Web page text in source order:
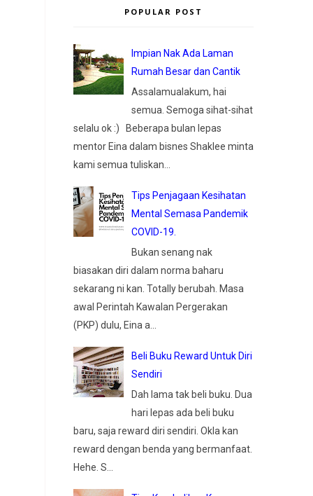
POPULAR POST
Impian Nak Ada Laman
Rumah Besar dan Cantik
Assalamualakum, hai
semua. Semoga sihat-sihat
selalu ok :) Beberapa bulan lepas
mentor Eina dalam bisnes Shaklee minta
kami semua tuliskan...
Tips Penjagaan Kesihatan
Mental Semasa Pandemik
COVID-19.
Bukan senang nak
biasakan diri dalam norma baharu
sekarang ni kan. Totally berubah. Masa
awal Perintah Kawalan Pergerakan
(PKP) dulu, Eina a...
Beli Buku Reward Untuk Diri
Sendiri
Dah lama tak beli buku. Dua
hari lepas ada beli buku
baru, saja reward diri sendiri. Okla kan
reward dengan benda yang bermanfaat.
Hehe. S...